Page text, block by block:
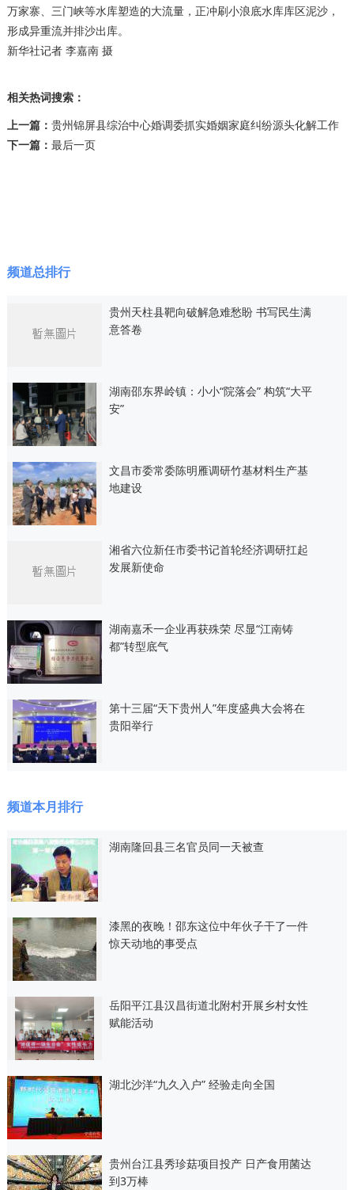
万家寨、三门峡等水库塑造的大流量，正冲刷小浪底水库库区泥沙，
形成异重流并排沙出库。
新华社记者 李嘉南 摄
相关热词搜索：
上一篇： 贵州锦屏县综治中心婚调委抓实婚姻家庭纠纷源头化解工作
下一篇： 最后一页
频道总排行
贵州天柱县靶向破解急难愁盼 书写民生满
意答卷
湖南邵东界岭镇：小小“院落会” 构筑“大平
安”
文昌市委常委陈明雁调研竹基材料生产基
地建设
湘省六位新任市委书记首轮经济调研扛起
发展新使命
湖南嘉禾一企业再获殊荣 尽显“江南铸
都”转型底气
第十三届“天下贵州人”年度盛典大会将在
贵阳举行
频道本月排行
湖南隆回县三名官员同一天被查
漆黑的夜晚！邵东这位中年伙子干了一件
惊天动地的事受点
岳阳平江县汉昌街道北附村开展乡村女性
赋能活动
湖北沙洋“九久入户” 经验走向全国
贵州台江县秀珍菇项目投产 日产食用菌达
到3万棒